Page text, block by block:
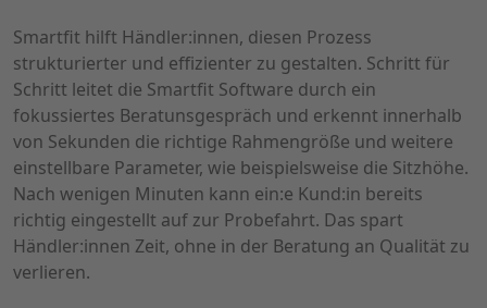
Smartfit hilft Händler:innen, diesen Prozess
strukturierter und effizienter zu gestalten. Schritt für
Schritt leitet die Smartfit Software durch ein
fokussiertes Beratunsgespräch und erkennt innerhalb
von Sekunden die richtige Rahmengröße und weitere
einstellbare Parameter, wie beispielsweise die Sitzhöhe.
Nach wenigen Minuten kann ein:e Kund:in bereits
richtig eingestellt auf zur Probefahrt. Das spart
Händler:innen Zeit, ohne in der Beratung an Qualität zu
verlieren.